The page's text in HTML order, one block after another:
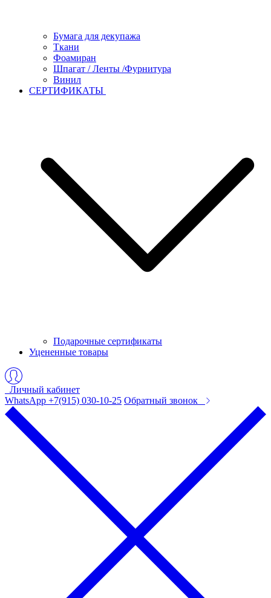
Бумага для декупажа
Ткани
Фоамиран
Шпагат / Ленты /Фурнитура
Винил
СЕРТИФИКАТЫ
Подарочные сертификаты
Уцененные товары
Личный кабинет
WhatsApp +7(915) 030-10-25 Обратный звонок